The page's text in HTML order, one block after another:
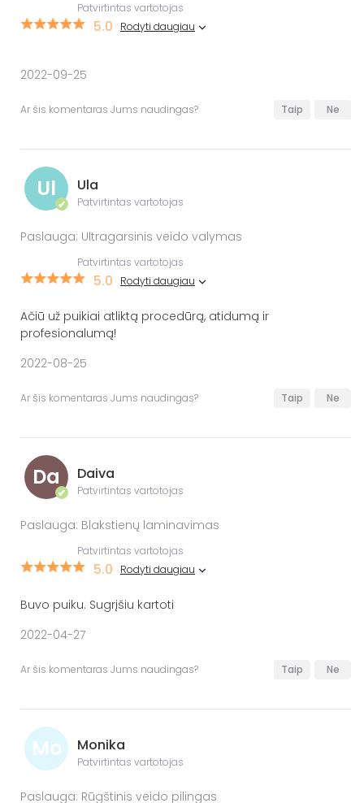
Patvirtintas vartotojas
5.0 Rodyti daugiau
2022-09-25
Ar šis komentaras Jums naudingas? Taip Ne
Ul
✔
Ula
Patvirtintas vartotojas
Paslauga: Ultragarsinis veido valymas
Patvirtintas vartotojas
5.0 Rodyti daugiau
Ačiū už puikiai atliktą procedūrą, atidumą ir
profesionalumą!
2022-08-25
Ar šis komentaras Jums naudingas? Taip Ne
Da
✔
Daiva
Patvirtintas vartotojas
Paslauga: Blakstienų laminavimas
Patvirtintas vartotojas
5.0 Rodyti daugiau
Buvo puiku. Sugrįšiu kartoti
2022-04-27
Ar šis komentaras Jums naudingas? Taip Ne
Mo Monika
Patvirtintas vartotojas
Paslauga: Rūgštinis veido pilingas